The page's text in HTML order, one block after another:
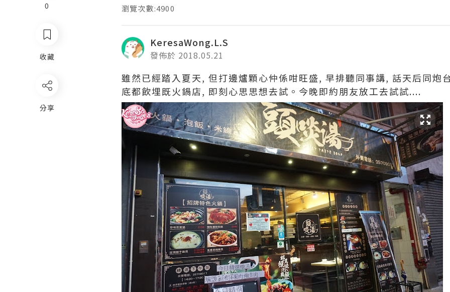
0
收藏
分享
瀏覽次數:4900
KeresaWong.L.S
發佈於 2018.05.21
雖然已經踏入夏天, 但打邊爐顆心仲係咁旺盛, 早排聽同事講, 話天后同炮
底都飲埋既火鍋店, 即刻心思思想去試。今晚即約朋友放工去試試....